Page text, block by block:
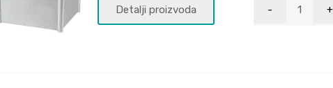
Detalji proizvoda